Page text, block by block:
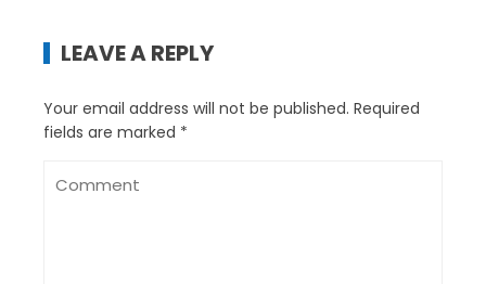
LEAVE A REPLY
Your email address will not be published. Required
fields are marked *